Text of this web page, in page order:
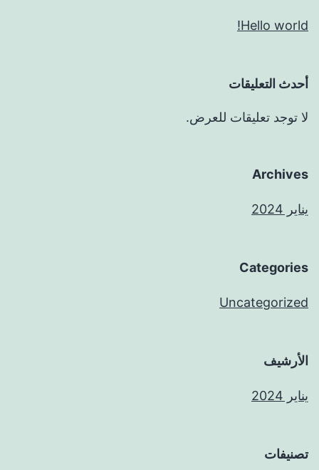
Hello world!
أحدث التعليقات
لا توجد تعليقات للعرض.
Archives
يناير 2024
Categories
Uncategorized
الأرشيف
يناير 2024
تصنيفات